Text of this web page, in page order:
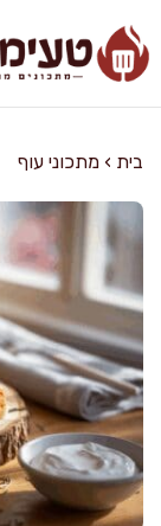
לתוכן
בית › מתכוני עוף